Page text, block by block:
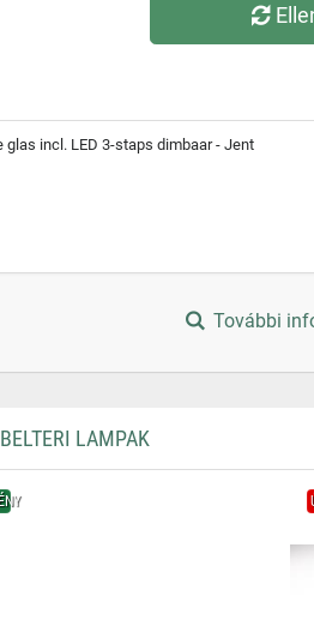
incl. LED 3-staps dimbaar - Jent
További
LAMPAK